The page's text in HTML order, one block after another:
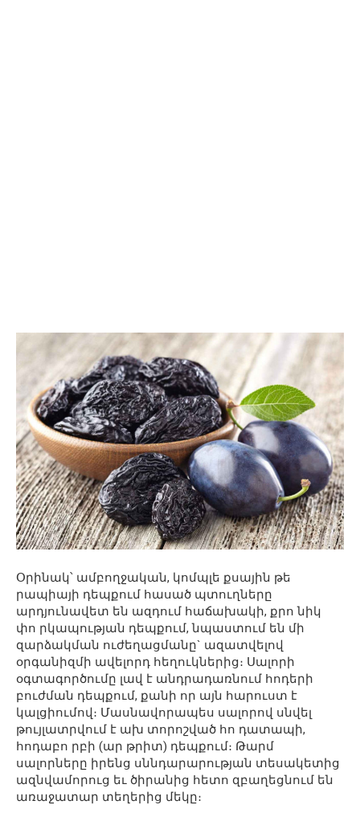
Օրինակ՝ ամբողջական, կոմպլե քսային թե
րապիայի դեպքում հասած պտուղները
արդյունավետ են ազդում հաճախակի, քրո նիկ
փո րկապության դեպքում, նպաստում են մի
զարձակման ուժեղացմանը` ազատվելով
օրգանիզմի ավելորդ հեղուկներից։ Սալորի
օգտագործումը լավ է անդրադառնում հոդերի
բուժման դեպքում, քանի որ այն հարուստ է
կալցիումով։ Մասնավորապես սալորով սնվել
թույլատրվում է ախ տորոշված հո դատապի,
հոդաբո րբի (ար թրիտ) դեպքում։ Թարմ
սալորները իրենց սննդարարության տեսակետից
ազնվամորուց եւ ծիրանից հետո զբաղեցնում են
առաջատար տեղերից մեկը։